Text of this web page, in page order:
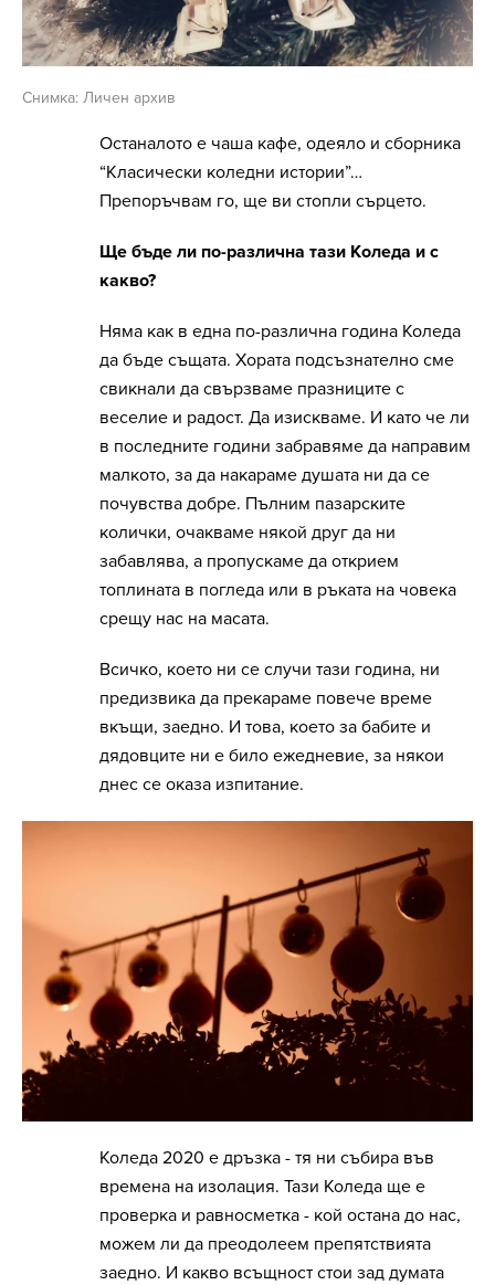
Снимка: Личен архив
Останалото е чаша кафе, одеяло и сборника
“Класически коледни истории”…
Препоръчвам го, ще ви стопли сърцето.
Ще бъде ли по-различна тази Коледа и с
какво?
Няма как в една по-различна година Коледа
да бъде същата. Хората подсъзнателно сме
свикнали да свързваме празниците с
веселие и радост. Да изискваме. И като че ли
в последните години забравяме да направим
малкото, за да накараме душата ни да се
почувства добре. Пълним пазарските
колички, очакваме някой друг да ни
забавлява, а пропускаме да открием
топлината в погледа или в ръката на човека
срещу нас на масата.
Всичко, което ни се случи тази година, ни
предизвика да прекараме повече време
вкъщи, заедно. И това, което за бабите и
дядовците ни е било ежедневие, за някои
днес се оказа изпитание.
Коледа 2020 е дръзка - тя ни събира във
времена на изолация. Тази Коледа ще е
проверка и равносметка - кой остана до нас,
можем ли да преодолеем препятствията
заедно. И какво всъщност стои зад думата